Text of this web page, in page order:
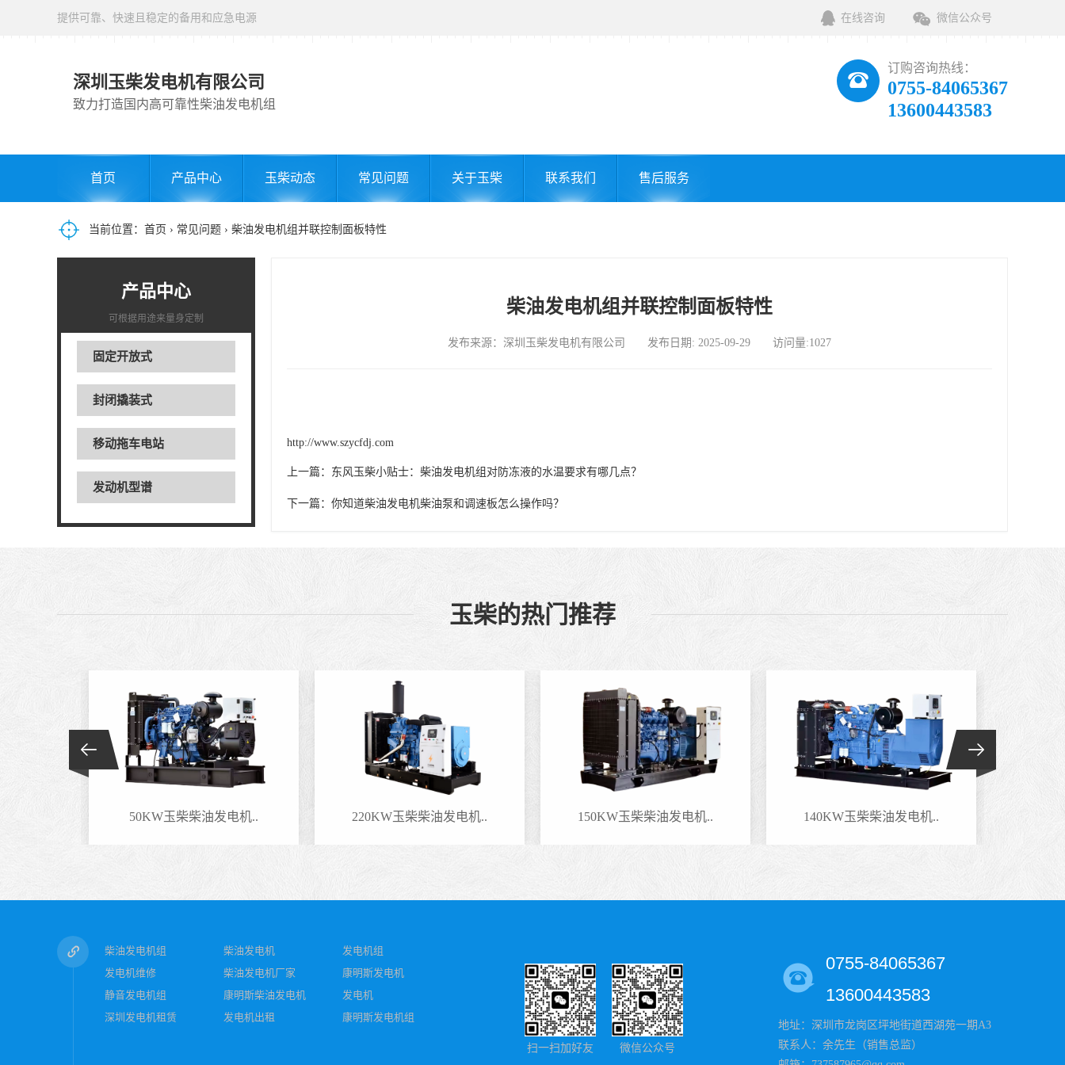
提供可靠、快速且稳定的备用和应急电源 在线咨询 微信公众号
深圳玉柴发电机有限公司
致力打造国内高可靠性柴油发电机组
订购咨询热线：
0755-84065367
13600443583
首页 产品中心 玉柴动态 常见问题 关于玉柴 联系我们 售后服务
当前位置： 首页 › 常见问题 › 柴油发电机组并联控制面板特性
产品中心
可根据用途来量身定制
固定开放式
封闭撬装式
移动拖车电站
发动机型谱
柴油发电机组并联控制面板特性
发布来源：深圳玉柴发电机有限公司 发布日期: 2025-09-29 访问量:1027
http://www.szycfdj.com
上一篇： 东风玉柴小贴士：柴油发电机组对防冻液的水温要求有哪几点？
下一篇： 你知道柴油发电机柴油泵和调速板怎么操作吗？
玉柴的热门推荐
50KW玉柴柴油发电机.. 220KW玉柴柴油发电机.. 150KW玉柴柴油发电机.. 140KW玉柴柴油发电机..
柴油发电机组 柴油发电机
发电机组
发电机维修
柴油发电机厂家
康明斯发电机
静音发电机组
康明斯柴油发电机
发电机
深圳发电机租赁
发电机出租 康明斯发电机组
扫一扫加好友 微信公众号
0755-84065367
13600443583
地址：深圳市龙岗区坪地街道西湖苑一期A3
联系人：余先生（销售总监）